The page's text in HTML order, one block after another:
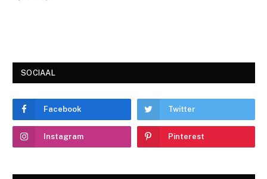
SOCIAAL
Facebook Twitter
Instagram Pinterest